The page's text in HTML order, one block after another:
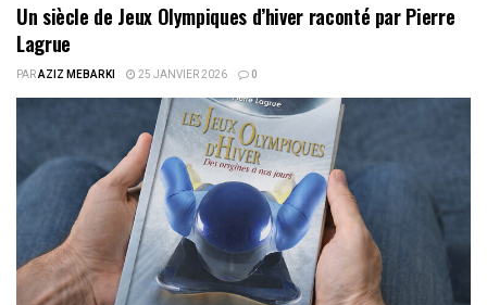
Un siècle de Jeux Olympiques d’hiver raconté par Pierre
Lagrue
PARAZIZ MEBARKI 25 JANVIER 2026 0